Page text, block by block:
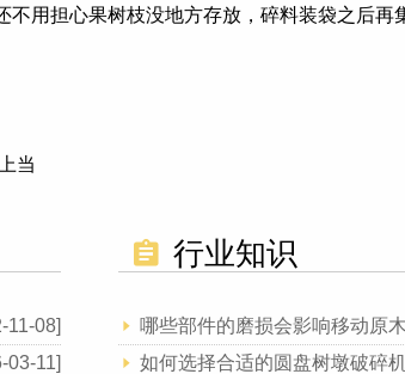
不用担心果树枝没地方存放，碎料装袋之后再
当
11-08]
03-11]
行业知识
哪些部件的磨损会影响移动原
如何选择合适的圆盘树墩破碎